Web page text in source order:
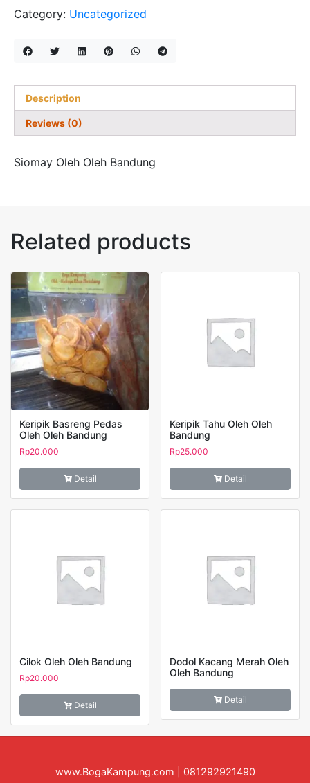
Category: Uncategorized
Description
Reviews (0)
Siomay Oleh Oleh Bandung
Related products
Keripik Basreng Pedas
Oleh Oleh Bandung
Rp20.000
Detail
Keripik Tahu Oleh Oleh
Bandung
Rp25.000
Detail
Cilok Oleh Oleh Bandung
Rp20.000
Detail
Dodol Kacang Merah Oleh
Oleh Bandung
Detail
www.BogaKampung.com | 081292921490